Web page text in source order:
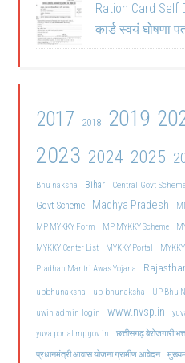
Ration Card Self
कार्ड स्वयं घोषणा
2017 2018 2019
2023 2024 2025
Bhu naksha Bihar Central Govt
Govt Scheme Madhya Pradesh
MP MYKKY Form
MP MYKKY Scheme
MYKKY Center List
MYKKY Portal
Pradhan Mantri Awas Yojana
upbhunaksha up bhunaksha UP Bhu
uwin admin login www.nvsp.in
yuva portal mp gov.in
छत्तीसगढ़ बेरोजगारी
प्रधानमंत्री आवास योजना ग्रामीण आवेदन